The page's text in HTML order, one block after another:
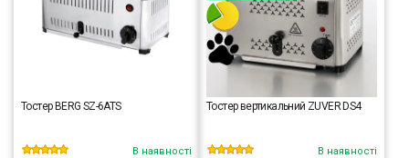
Тостер BERG SZ-6ATS
В наявності
Тостер вертикальний ZUVER DS4
В наявності